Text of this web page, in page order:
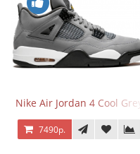
Nike Air Jordan 4 Cool Grey
7490р.